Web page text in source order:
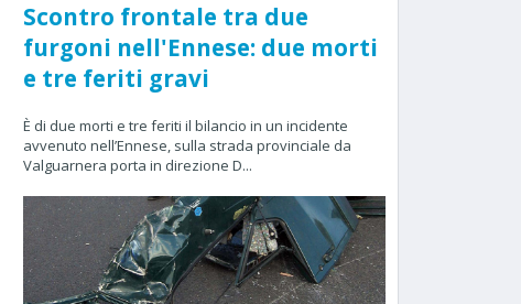
Scontro frontale tra due
furgoni nell'Ennese: due morti
e tre feriti gravi
È di due morti e tre feriti il bilancio in un incidente
avvenuto nell’Ennese, sulla strada provinciale da
Valguarnera porta in direzione D...